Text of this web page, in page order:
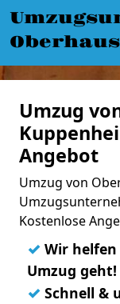
Umzug
Angebot
Umzug von
Kostenlose
✓ Wir
Umzug geht!
✓ Schnell &